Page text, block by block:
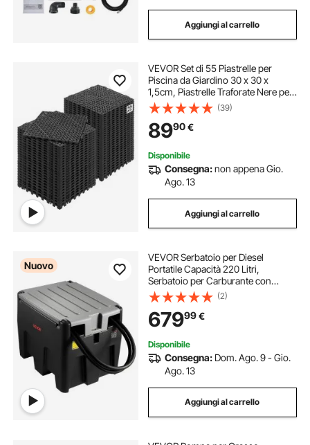
Aggiungi al carrello
VEVOR Set di 55 Piastrelle per
Piscina da Giardino 30 x 30 x
1,5cm, Piastrelle Traforate Nere per
Pavimentazione Antiscivolo in PVC
a Drenaggio Rapido per Interni &
Esterni per Bagno Piscina Giardino
(39)
8990€
Disponibile
Consegna:non appena Gio.
Ago. 13
Aggiungi al carrello
Nuovo
VEVOR Serbatoio per Diesel
Portatile Capacità 220 Litri,
Serbatoio per Carburante con
Pompa di Trasferimento Elettrica da
12 V Potenza 140W, Lunghezza
Cavo Alimentazione 3,9m, Nero
(2)
67999€
Disponibile
Consegna: Dom. Ago. 9 - Gio.
Ago. 13
Aggiungi al carrello